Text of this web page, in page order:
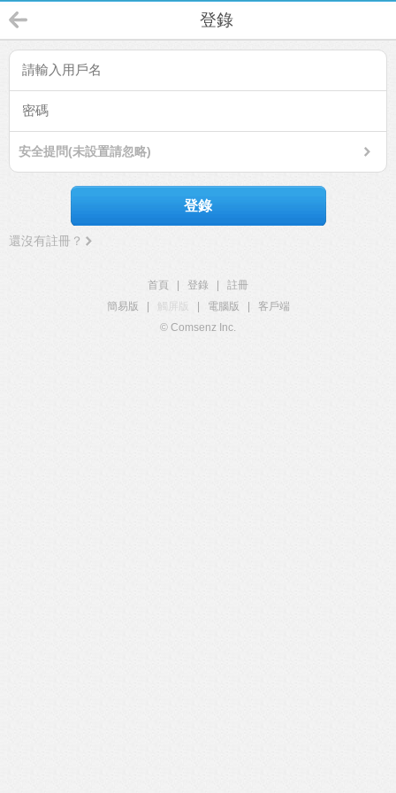
登錄
安全提問(未設置請忽略)
登錄
還沒有註冊？
首頁 登錄
註冊
簡易版
觸屏版 電腦版
客戶端
© Comsenz Inc.